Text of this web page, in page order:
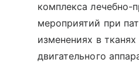
комплекса лечебно-
мероприятий при
изменениях в
двигательного